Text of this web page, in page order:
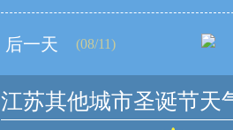
后一天 (08/11)
江苏其他城市圣诞节天